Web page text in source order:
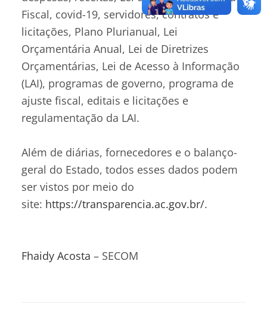
Fiscal, covid-19, servidores, contratos e
licitações, Plano Plurianual, Lei
Orçamentária Anual, Lei de Diretrizes
Orçamentárias, Lei de Acesso à Informação
(LAI), programas de governo, programa de
ajuste fiscal, editais e licitações e
regulamentação da LAI.
Além de diárias, fornecedores e o balanço-
geral do Estado, todos esses dados podem
ser vistos por meio do
site: https://transparencia.ac.gov.br/.
Fhaidy Acosta – SECOM